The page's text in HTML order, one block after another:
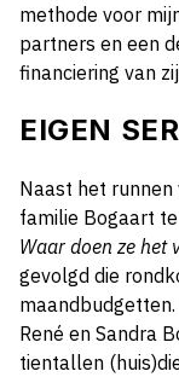
methode voor
partners en een
financiering van
EIGEN
Naast het runnen
familie Bogaart
Waar doen ze het
gevolgd die
René en Sandra
tientallen